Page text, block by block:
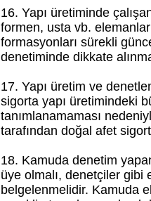
16. Yapı üretiminde
formen, usta vb.
formasyonları sürekli
denetiminde dikkate
17. Yapı üretim ve
sigorta yapı üretimindeki
tanımlanamaması
tarafından doğal afet
18. Kamuda denetim
üye olmalı, denetçiler gibi
belgelenmelidir. Kamuda